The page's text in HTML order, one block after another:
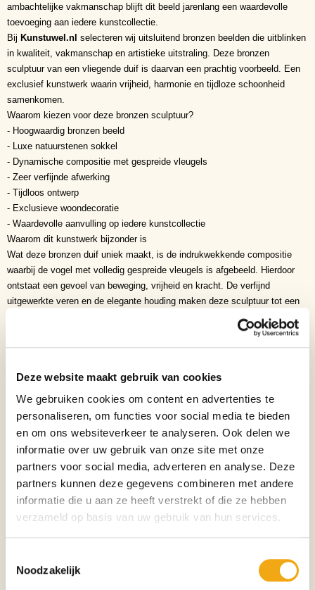
Deze website maakt gebruik van cookies
We gebruiken cookies om content en advertenties te
personaliseren, om functies voor social media te bieden
en om ons websiteverkeer te analyseren. Ook delen we
informatie over uw gebruik van onze site met onze
partners voor social media, adverteren en analyse. Deze
partners kunnen deze gegevens combineren met andere
informatie die u aan ze heeft verstrekt of die ze hebben
verzameld op basis van uw gebruik van hun services.
Noodzakelijk
ambachtelijke vakmanschap blijft dit beeld jarenlang een waardevolle
toevoeging aan iedere kunstcollectie.
Bij Kunstuwel.nl selecteren wij uitsluitend bronzen beelden die uitblinken
in kwaliteit, vakmanschap en artistieke uitstraling. Deze bronzen
sculptuur van een vliegende duif is daarvan een prachtig voorbeeld. Een
exclusief kunstwerk waarin vrijheid, harmonie en tijdloze schoonheid
samenkomen.
Waarom kiezen voor deze bronzen sculptuur?
- Hoogwaardig bronzen beeld
- Luxe natuurstenen sokkel
- Dynamische compositie met gespreide vleugels
- Zeer verfijnde afwerking
- Tijdloos ontwerp
- Exclusieve woondecoratie
- Waardevolle aanvulling op iedere kunstcollectie
Waarom dit kunstwerk bijzonder is
Wat deze bronzen duif uniek maakt, is de indrukwekkende compositie
waarbij de vogel met volledig gespreide vleugels is afgebeeld. Hierdoor
ontstaat een gevoel van beweging, vrijheid en kracht. De verfijnd
uitgewerkte veren en de elegante houding maken deze sculptuur tot een
bijzonder kunstwerk dat zowel rust als dynamiek uitstraalt.
De kunstenaar heeft gekozen voor het krachtige moment waarop de duif
nieuwe kansen en vertrouwen in de toekomst. De open vleugels nodigen
uit om vooruit te kijken en herinneren eraan dat vrijheid en hoop altijd
artistieke waarde, maar ook een diepe emotionele betekenis.
Symboliek
- Vrede
- Vrijheid
- Hoop
- Liefde
- Harmonie
- Zuiverheid